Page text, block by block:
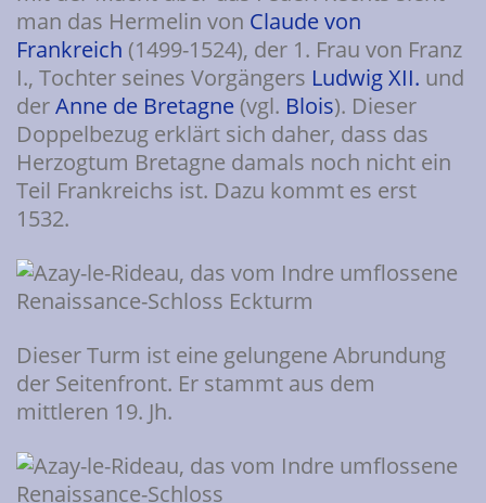
man das Hermelin von Claude von
Frankreich (1499-1524), der 1. Frau von Franz
I., Tochter seines Vorgängers Ludwig XII. und
derAnne de Bretagne (vgl. Blois). Dieser
Doppelbezug erklärt sich daher, dass das
Herzogtum Bretagne damals noch nicht ein
Teil Frankreichs ist. Dazu kommt es erst
1532.
Dieser Turm ist eine gelungene Abrundung
der Seitenfront. Er stammt aus dem
mittleren 19. Jh.